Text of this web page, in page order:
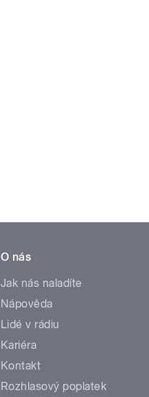
O nás
Jak nás naladíte
Nápověda
Lidé v rádiu
Kariéra
Kontakt
Rozhlasový poplatek